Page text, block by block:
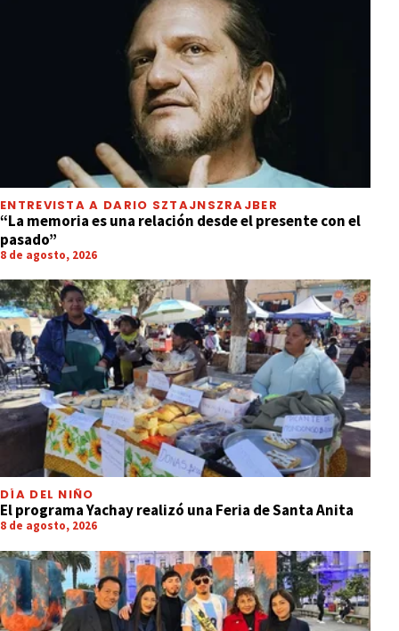
ENTREVISTA A DARIO SZTAJNSZRAJBER
“La memoria es una relación desde el presente con el
pasado”
8 de agosto, 2026
DÍA DEL NIÑO
El programa Yachay realizó una Feria de Santa Anita
8 de agosto, 2026